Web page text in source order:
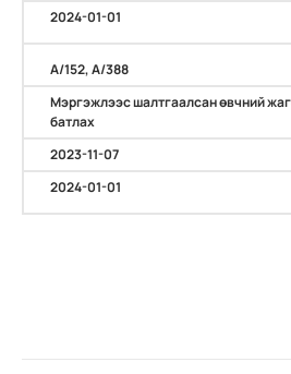
2024-01-01
А/152, А/388
Мэргэжлээс шалтгаалсан өвчний
батлах
2023-11-07
2024-01-01